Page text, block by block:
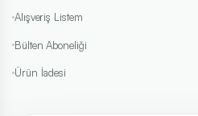
Alışveriş Listem
Bülten Aboneliği
Ürün İadesi